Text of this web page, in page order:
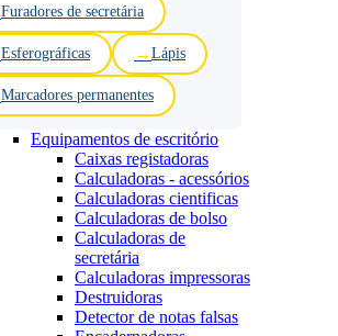
Furadores de secretária
Esferográficas Lápis
Marcadores permanentes
Equipamentos de escritório
Caixas registadoras
Calculadoras - acessórios
Calculadoras cientificas
Calculadoras de bolso
Calculadoras de
secretária
Calculadoras impressoras
Destruidoras
Detector de notas falsas